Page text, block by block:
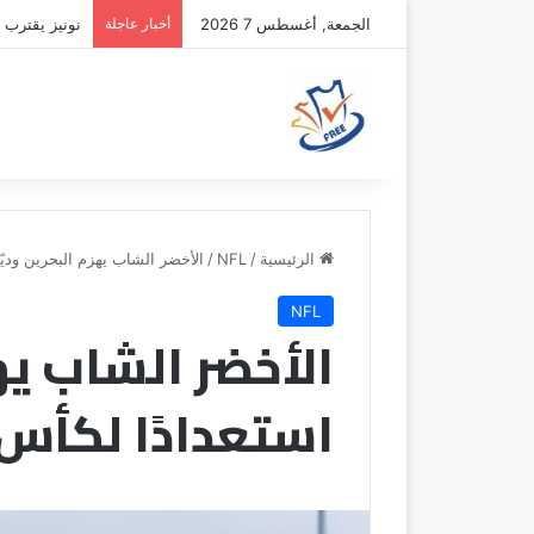
الجمعة, أغسطس 7 2026 أخبار عاجلة نونيز
الرئيسية /
NFL
/ الأخضر الشاب يهزم البحرين وديًا
NFL
الأخضر الشاب
استعدادًا لكأس